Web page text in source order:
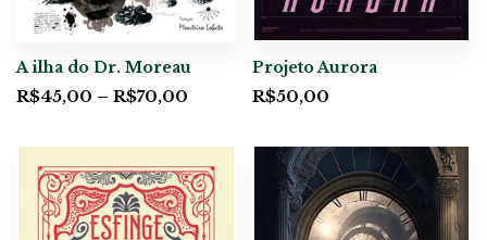
A ilha do Dr. Moreau
R$45,00 – R$70,00
Projeto Aurora
R$50,00